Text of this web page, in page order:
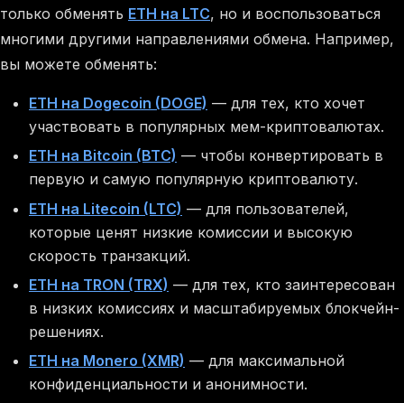
только обменять ETH на LTC, но и воспользоваться
многими другими направлениями обмена. Например,
вы можете обменять:
ETH на Dogecoin (DOGE) — для тех, кто хочет
участвовать в популярных мем-криптовалютах.
ETH на Bitcoin (BTC) — чтобы конвертировать в
первую и самую популярную криптовалюту.
ETH на Litecoin (LTC) — для пользователей,
которые ценят низкие комиссии и высокую
скорость транзакций.
ETH на TRON (TRX) — для тех, кто заинтересован
в низких комиссиях и масштабируемых блокчейн-
решениях.
ETH на Monero (XMR) — для максимальной
конфиденциальности и анонимности.